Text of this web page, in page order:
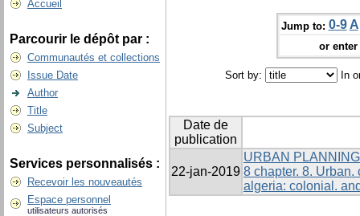
Accueil
Parcourir le dépôt par :
Communautés et collections
Issue Date
Author
Title
Subject
Services personnalisés :
Recevoir les nouveautés
Espace personnel
utilisateurs autorisés
Jump to: 0-9 A
or
Sort by: In
Date de
publication
22-jan-2019
URBAN
8 chapter. 8. Urban.
algeria: colonial.